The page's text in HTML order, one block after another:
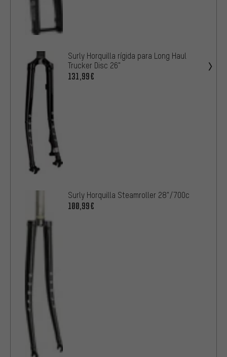
Surly Horquilla rígida para Long Haul
Trucker Disc 26"
131,99€
Surly Horquilla Steamroller 28"/700c
100,99€